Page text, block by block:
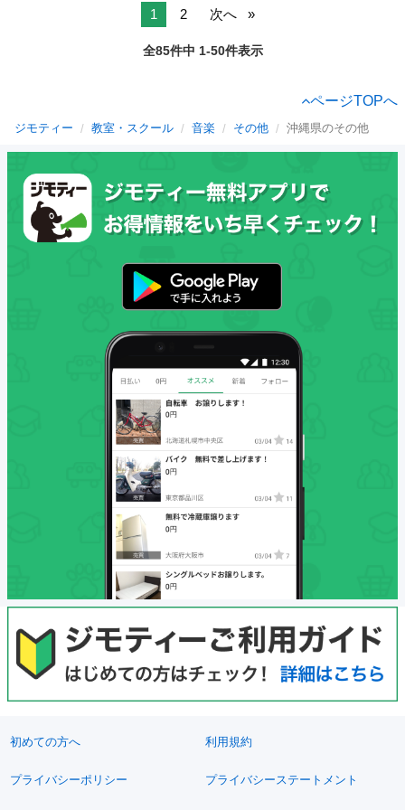
1 2 次へ
全85件中 1-50件表示
ページTOPへ
ジモティー 教室・スクール 音楽 その他 沖縄県のその他
初めての方へ 利用規約
プライバシーポリシー プライバシーステートメント